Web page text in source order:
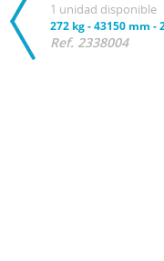
1 unidad disponible
272 kg-43150 mm -
Ref. 2338004